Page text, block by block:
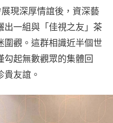
現深厚情誼後，資深藝
出一組與「佳視之友」茶
圍觀。這群相識近半個世
勾起無數觀眾的集體回
友誼。